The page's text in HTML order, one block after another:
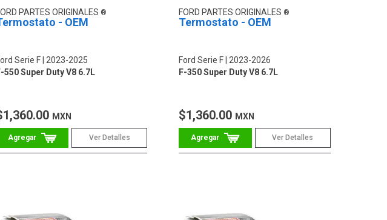
PARTES ORIGINALES
- OEM
Serie F
2023-2025
550 Super Duty V8 6.7L
MXN
Ver Detalles
FORD PARTES ORIGINALES
Termostato - OEM
Ford Serie F
2023-2026
F-350 Super Duty V8 6.7L
$1,360.00 MXN
Ver Detalles